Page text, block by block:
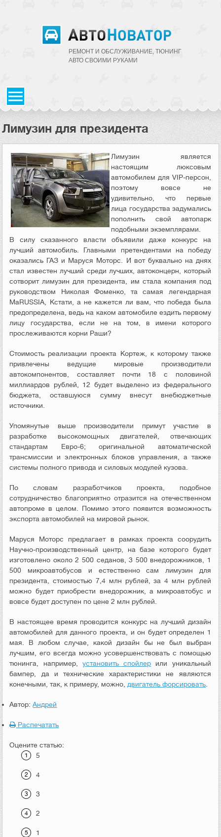
РЕМОНТ И ОБСЛУЖИВАНИЕ, ТЮНИНГ
АВТО CВОИМИ РУКАМИ
Лимузин для президента
Лимузин является
настоящим люксовым
автомобилем для VIP-персон,
поэтому вовсе не
удивительно, что первые
лица государства задумались
пополнить свой автопарк
подобными экземплярами.
В силу сказанного власти объявили даже конкурс на
лучший автомобиль. Главными претендентами на победу
оказались ГАЗ и Маруся Моторс. И вот буквально на днях
стал известен лучший среди лучших, автоконцерн, который
сотворит лимузин для президента, им стала компания под
руководством Николая Фоменко, та самая легендарная
MaRUSSIA, Кстати, а не кажется ли вам, что победа была
предопределена, ведь на каком автомобиле ездить первому
лицу государства, если не на том, в имени которого
прослеживаются корни Раши?
Стоимость реализации проекта Кортеж, к которому также
привлечены ведущие мировые производители
автокомпонентов, составляет почти 18 с половиной
миллиардов рублей, 12 будет выделено из федерального
бюджета, оставшуюся сумму внесут внебюджетные
источники.
Упомянутые выше производители примут участие в
разработке высокомощных двигателей, отвечающих
стандартам Евро-6; оригинальной автоматической
трансмиссии и электронных блоков управления, а также
системы полного привода и силовых модулей кузова.
По словам разработчиков проекта, подобное
сотрудничество благоприятно отразится на отечественном
автопроме в целом. Помимо этого появится возможность
экспорта автомобилей на мировой рынок.
Маруся Моторс предлагает в рамках проекта соорудить
Научно-производственный центр, на базе которого будет
изготовлено около 2 500 седанов, 3 500 внедорожников, 1
500 микроавтобусов и естественно сам лимузин для
президента, стоимостью 7,4 млн рублей, за 4 млн рублей
можно будет приобрести внедорожник, а микроавтобус и
вовсе будет доступен по цене 2 млн рублей.
В настоящее время проводится конкурс на лучший дизайн
автомобилей для данного проекта, и он будет определен 1
мая. В любом случае, какой дизайн бы не был выбран
лучшим, его всегда можно усовершенствовать с помощью
тюнинга, например, установить спойлер или уникальный
бампер, да и технические характеристики не являются
конечными, так, к примеру, можно, двигатель форсировать
Автор:Андрей
Распечатать
Оцените статью:
5
4
3
2
1